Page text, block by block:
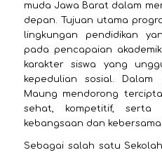
muda Jawa Barat dalam
depan. Tujuan utama
lingkungan pendidikan
pada pencapaian
karakter siswa yang
kepedulian sosial. Dalam
Maung mendorong
sehat, kompetitif, serta
kebangsaan dan
Sebagai salah satu